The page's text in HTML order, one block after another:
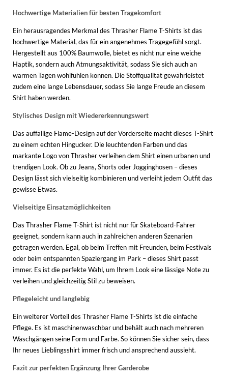
Hochwertige Materialien für besten Tragekomfort
Ein herausragendes Merkmal des Thrasher Flame T-Shirts ist das
hochwertige Material, das für ein angenehmes Tragegefühl sorgt.
Hergestellt aus 100% Baumwolle, bietet es nicht nur eine weiche
Haptik, sondern auch Atmungsaktivität, sodass Sie sich auch an
warmen Tagen wohlfühlen können. Die Stoffqualität gewährleistet
zudem eine lange Lebensdauer, sodass Sie lange Freude an diesem
Shirt haben werden.
Stylisches Design mit Wiedererkennungswert
Das auffällige Flame-Design auf der Vorderseite macht dieses T-Shirt
zu einem echten Hingucker. Die leuchtenden Farben und das
markante Logo von Thrasher verleihen dem Shirt einen urbanen und
trendigen Look. Ob zu Jeans, Shorts oder Jogginghosen – dieses
Design lässt sich vielseitig kombinieren und verleiht jedem Outfit das
gewisse Etwas.
Vielseitige Einsatzmöglichkeiten
Das Thrasher Flame T-Shirt ist nicht nur für Skateboard-Fahrer
geeignet, sondern kann auch in zahlreichen anderen Szenarien
getragen werden. Egal, ob beim Treffen mit Freunden, beim Festivals
oder beim entspannten Spaziergang im Park – dieses Shirt passt
immer. Es ist die perfekte Wahl, um Ihrem Look eine lässige Note zu
verleihen und gleichzeitig Stil zu beweisen.
Pflegeleicht und langlebig
Ein weiterer Vorteil des Thrasher Flame T-Shirts ist die einfache
Pflege. Es ist maschinenwaschbar und behält auch nach mehreren
Waschgängen seine Form und Farbe. So können Sie sicher sein, dass
Ihr neues Lieblingsshirt immer frisch und ansprechend aussieht.
Fazit zur perfekten Ergänzung Ihrer Garderobe